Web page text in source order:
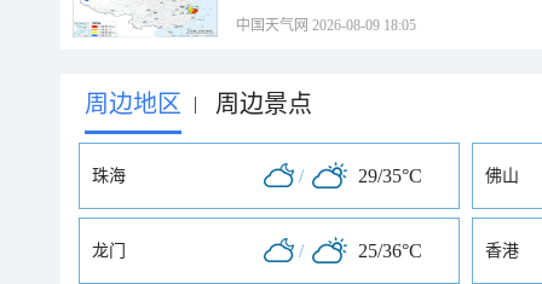
中国天气网 2026-08-09 18:05
周边地区 | 周边景点
珠海 / 29/35°C 佛山
龙门 / 25/36°C 香港